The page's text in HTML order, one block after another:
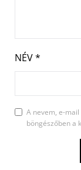
NÉV*
A nevem, e-
böngészőben a